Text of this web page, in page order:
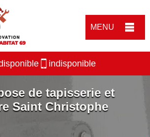
MENU
indisponible
de tapisserie et
Saint Christophe